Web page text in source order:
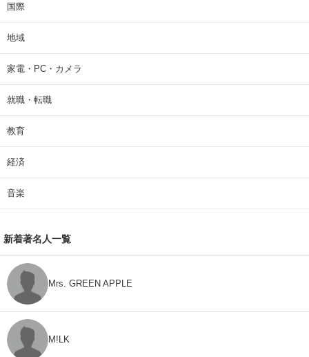
国際
地域
家電・PC・カメラ
就職・転職
教育
経済
音楽
新着著名人一覧
Mrs. GREEN APPLE
M!LK